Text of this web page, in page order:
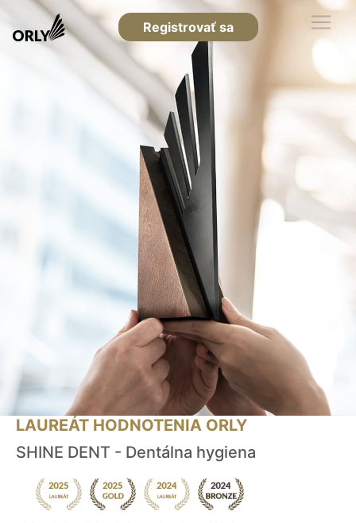
Registrovať sa
LAUREÁT HODNOTENIA ORLY
SHINE DENT - Dentálna hygiena